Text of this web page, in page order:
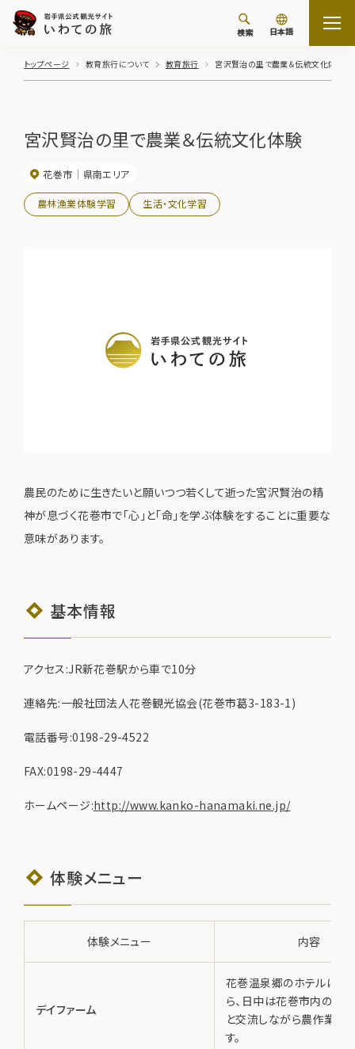
検索 日本語
トップページ 教育旅行について 教育旅行 宮沢賢治の里で農業＆伝統文化体験
宮沢賢治の里で農業＆伝統文化体験
花巻市 県南エリア
農林漁業体験学習 生活・文化学習
農民のために生きたいと願いつつ若くして逝った宮沢賢治の精
神が息づく花巻市で「心」と「命」を学ぶ体験をすることに重要な
意味があります。
基本情報
アクセス:JR新花巻駅から車で10分
連絡先:一般社団法人花巻観光協会(花巻市葛3-183-1)
電話番号:0198-29-4522
FAX:0198-29-4447
ホームページ:http://www.kanko-hanamaki.ne.jp/
体験メニュー
体験メニュー 内容
デイファーム
花巻温泉郷のホテルに宿
ら、日中は花巻市内の農
と交流しながら農作業を
す。